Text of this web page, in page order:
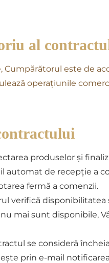
al
Cumpărătorul este de
operațiunile
produselor și
automat de recepție a
fermă a comenzii.
verifică
mai sunt disponibile,
se consideră
prin e-mail